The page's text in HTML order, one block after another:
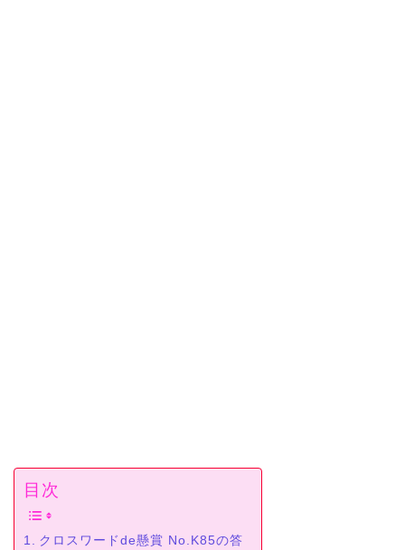
目次
クロスワードde懸賞 No.K85の答